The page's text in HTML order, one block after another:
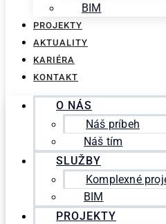
BIM
PROJEKTY
AKTUALITY
KARIÉRA
KONTAKT
O NÁS
Náš príbeh
Náš tím
SLUŽBY
Komplexné
BIM
PROJEKTY